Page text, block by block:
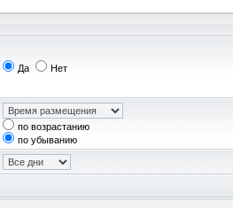
Да Нет
по возрастанию
по убыванию